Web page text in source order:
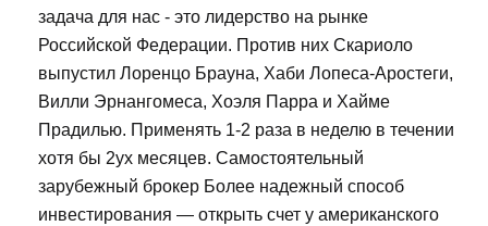
задача для нас - это лидерство на рынке
Российской Федерации. Против них Скариоло
выпустил Лоренцо Брауна, Хаби Лопеса-Аростеги,
Вилли Эрнангомеса, Хоэля Парра и Хайме
Прадилью. Применять 1-2 раза в неделю в течении
хотя бы 2ух месяцев. Самостоятельный
зарубежный брокер Более надежный способ
инвестирования — открыть счет у американского